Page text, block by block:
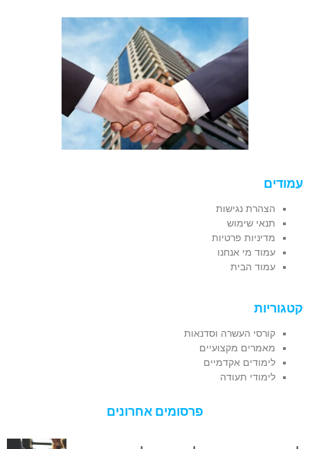
עמודים
הצהרת נגישות
תנאי שימוש
מדיניות פרטיות
עמוד מי אנחנו
עמוד הבית
קטגוריות
קורסי העשרה וסדנאות
מאמרים מקצועיים
לימודים אקדמיים
לימודי תעודה
פרסומים אחרונים